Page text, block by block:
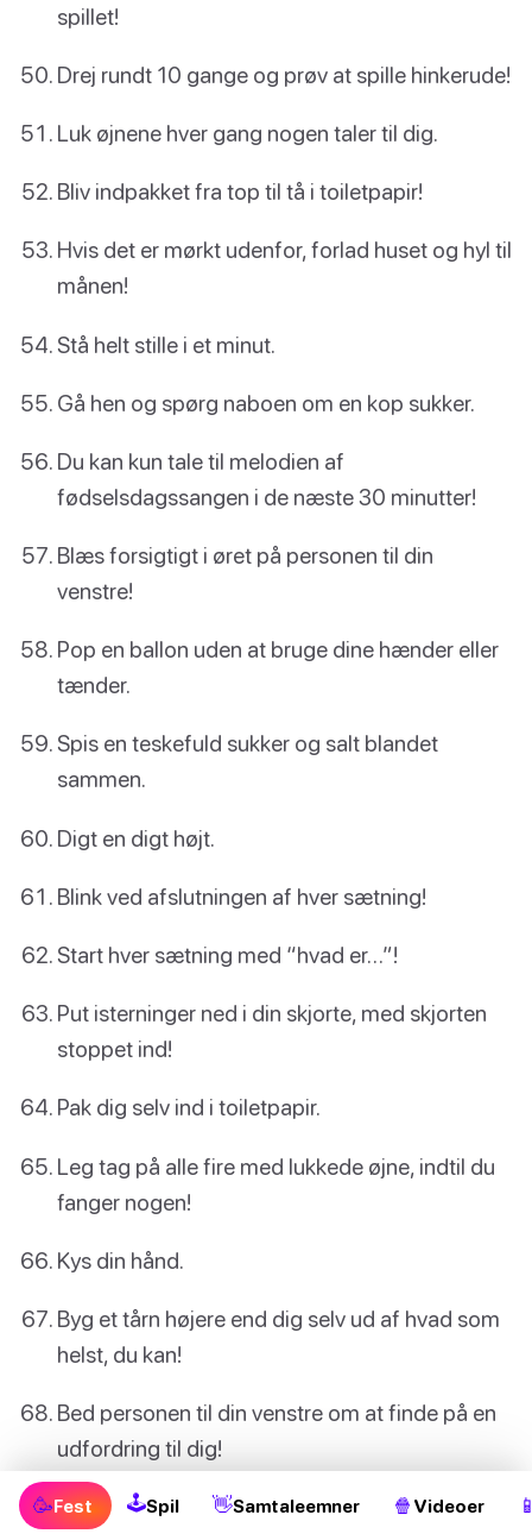
spillet!
Drej rundt 10 gange og prøv at spille hinkerude!
Luk øjnene hver gang nogen taler til dig.
Bliv indpakket fra top til tå i toiletpapir!
Hvis det er mørkt udenfor, forlad huset og hyl til
månen!
Stå helt stille i et minut.
Gå hen og spørg naboen om en kop sukker.
Du kan kun tale til melodien af
fødselsdagssangen i de næste 30 minutter!
Blæs forsigtigt i øret på personen til din
venstre!
Pop en ballon uden at bruge dine hænder eller
tænder.
Spis en teskefuld sukker og salt blandet
sammen.
Digt en digt højt.
Blink ved afslutningen af hver sætning!
Start hver sætning med “hvad er…”!
Put isterninger ned i din skjorte, med skjorten
stoppet ind!
Pak dig selv ind i toiletpapir.
Leg tag på alle fire med lukkede øjne, indtil du
fanger nogen!
Kys din hånd.
Byg et tårn højere end dig selv ud af hvad som
helst, du kan!
Bed personen til din venstre om at finde på en
udfordring til dig!
Forsøg at glide på et bananskræl.
🥳Fest 🕹Spil 👋Samtaleemner 🍿 Videoer